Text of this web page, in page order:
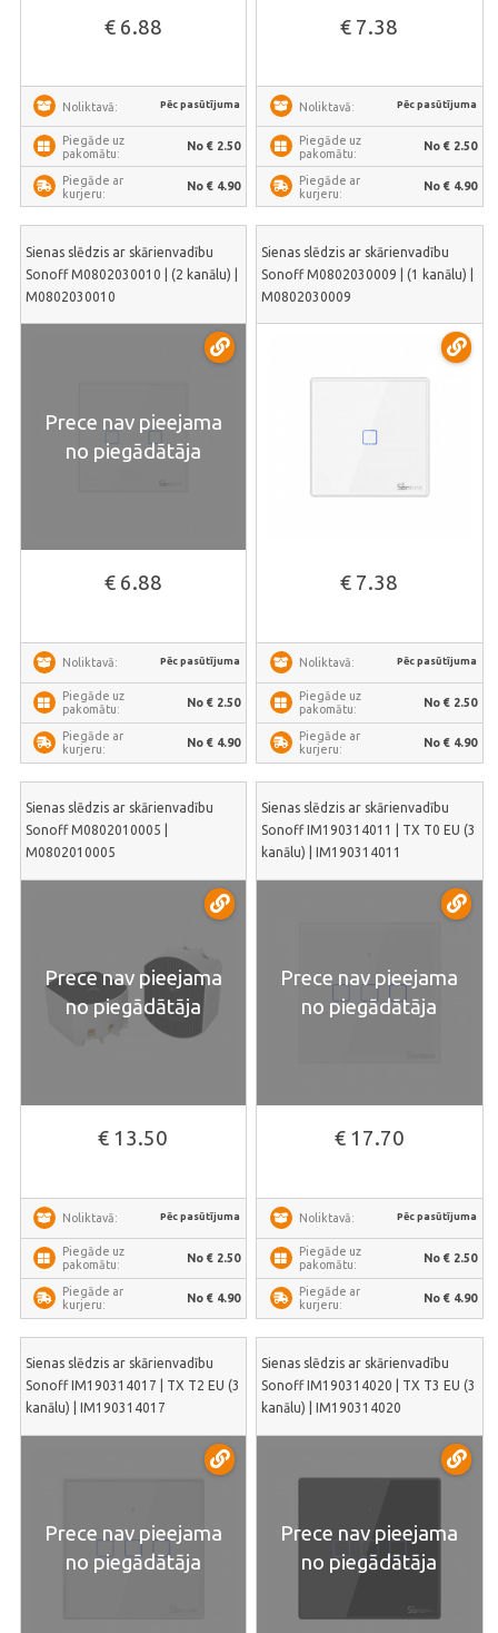
€ 6.88
Noliktavā: Pēc pasūtījuma
Piegāde uz
pakomātu:
No € 2.50
Piegāde ar
kurjeru:
No € 4.90
€ 7.38
Noliktavā: Pēc pasūtījuma
Piegāde uz
pakomātu:
No € 2.50
Piegāde ar
kurjeru:
No € 4.90
Sienas slēdzis ar skārienvadību
Sonoff M0802030010 | (2 kanālu) |
M0802030010
Prece nav pieejama
no piegādātāja
€ 6.88
Noliktavā: Pēc pasūtījuma
Piegāde uz
pakomātu:
No € 2.50
Piegāde ar
kurjeru:
No € 4.90
Sienas slēdzis ar skārienvadību
Sonoff M0802030009 | (1 kanālu) |
M0802030009
€ 7.38
Noliktavā: Pēc pasūtījuma
Piegāde uz
pakomātu:
No € 2.50
Piegāde ar
kurjeru:
No € 4.90
Sienas slēdzis ar skārienvadību
Sonoff M0802010005 |
M0802010005
Prece nav pieejama
no piegādātāja
€ 13.50
Noliktavā: Pēc pasūtījuma
Piegāde uz
pakomātu:
No € 2.50
Piegāde ar
kurjeru:
No € 4.90
Sienas slēdzis ar skārienvadību
Sonoff IM190314011 | TX T0 EU (3
kanālu) | IM190314011
Prece nav pieejama
no piegādātāja
€ 17.70
Noliktavā: Pēc pasūtījuma
Piegāde uz
pakomātu:
No € 2.50
Piegāde ar
kurjeru:
No € 4.90
Sienas slēdzis ar skārienvadību
Sonoff IM190314017 | TX T2 EU (3
kanālu) | IM190314017
Prece nav pieejama
no piegādātāja
Sienas slēdzis ar skārienvadību
Sonoff IM190314020 | TX T3 EU (3
kanālu) | IM190314020
Prece nav pieejama
no piegādātāja